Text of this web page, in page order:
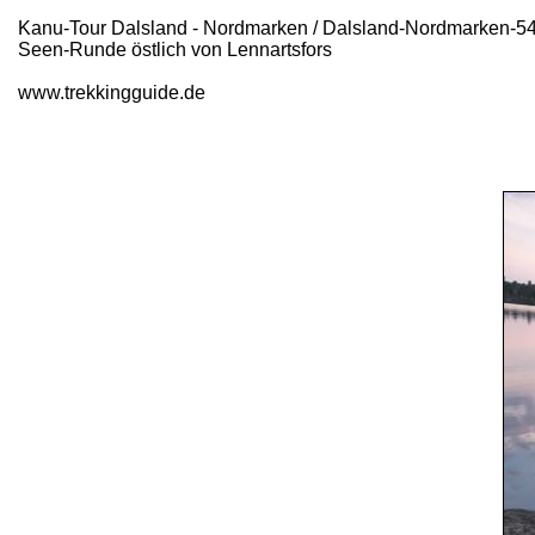
Kanu-Tour Dalsland - Nordmarken / Dalsland-Nordmarken-
Seen-Runde östlich von Lennartsfors
www.trekkingguide.de